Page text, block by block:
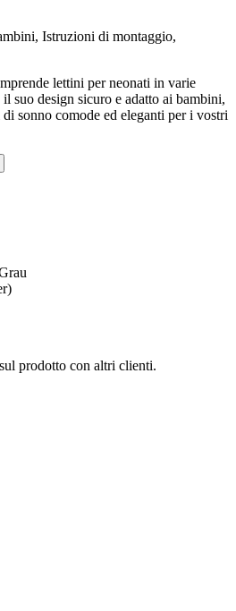
Istruzioni di montaggio,
lettini per neonati in varie
suo design sicuro e adatto ai bambini,
sonno comode ed eleganti per i vostri
prodotto con altri clienti.